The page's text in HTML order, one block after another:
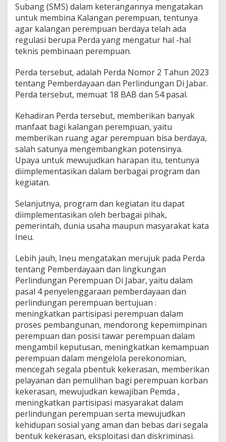
n
a
m
b
u
n
a
n
.
Subang (SMS) dalam keterangannya mengatakan
untuk membina Kalangan perempuan, tentunya
agar kalangan perempuan berdaya telah ada
regulasi berupa Perda yang mengatur hal -hal
teknis pembinaan perempuan.
Perda tersebut, adalah Perda Nomor 2 Tahun 2023
tentang Pemberdayaan dan Perlindungan Di Jabar.
Perda tersebut, memuat 18 BAB dan 54 pasal.
Kehadiran Perda tersebut, memberikan banyak
manfaat bagi kalangan perempuan, yaitu
memberikan ruang agar perempuan bisa berdaya,
salah satunya mengembangkan potensinya.
Upaya untuk mewujudkan harapan itu, tentunya
diimplementasikan dalam berbagai program dan
kegiatan.
Selanjutnya, program dan kegiatan itu dapat
diimplementasikan oleh berbagai pihak,
pemerintah, dunia usaha maupun masyarakat kata
Ineu.
Lebih jauh, Ineu mengatakan merujuk pada Perda
tentang Pemberdayaan dan lingkungan
Perlindungan Perempuan Di Jabar, yaitu dalam
pasal 4 penyelenggaraan pemberdayaan dan
perlindungan perempuan bertujuan :
meningkatkan partisipasi perempuan dalam
proses pembangunan, mendorong kepemimpinan
perempuan dan posisi tawar perempuan dalam
mengambil keputusan, meningkatkan kemampuan
perempuan dalam mengelola perekonomian,
mencegah segala pbentuk kekerasan, memberikan
pelayanan dan pemulihan bagi perempuan korban
kekerasan, mewujudkan kewajiban Pemda ,
meningkatkan partisipasi masyarakat dalam
perlindungan perempuan serta mewujudkan
kehidupan sosial yang aman dan bebas dari segala
bentuk kekerasan, eksploitasi dan diskriminasi.